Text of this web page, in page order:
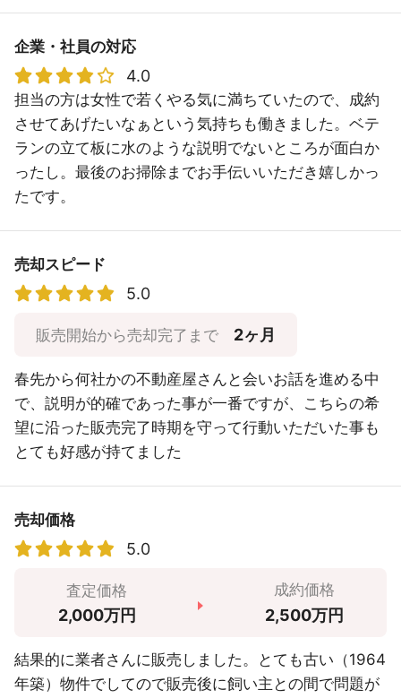
企業・社員の対応
4.0
担当の方は女性で若くやる気に満ちていたので、成約
させてあげたいなぁという気持ちも働きました。ベテ
ランの立て板に水のような説明でないところが面白か
ったし。最後のお掃除までお手伝いいただき嬉しかっ
たです。
売却スピード
5.0
販売開始から売却完了まで 2ヶ月
春先から何社かの不動産屋さんと会いお話を進める中
で、説明が的確であった事が一番ですが、こちらの希
望に沿った販売完了時期を守って行動いただいた事も
とても好感が持てました
売却価格
5.0
査定価格
2,000万円
成約価格
2,500万円
結果的に業者さんに販売しました。とても古い（1964
年築）物件でしてので販売後に飼い主との間で問題が